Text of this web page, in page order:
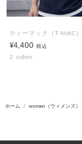
ティーマック（T-MAC）
¥4,400税込
2 colors
ホーム women（ウィメンズ）